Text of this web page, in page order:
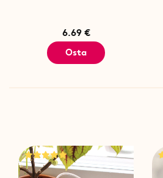
6.69 €
Osta